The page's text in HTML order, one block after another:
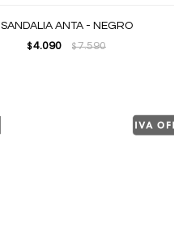
SANDALIA ANTA - NEGRO
$ 4.090 $7.590